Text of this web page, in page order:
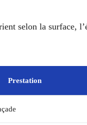
selon la surface,
Prestation